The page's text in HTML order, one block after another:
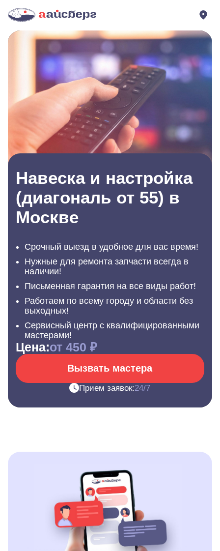
Навеска и настройка
(диагональ от 55) в
Москве
Срочный выезд в удобное для вас время!
Нужные для ремонта запчасти всегда в
наличии!
Письменная гарантия на все виды работ!
Работаем по всему городу и области без
выходных!
Сервисный центр с квалифицированными
мастерами!
Цена:от 450 ₽
Вызвать мастера
Прием заявок:24/7